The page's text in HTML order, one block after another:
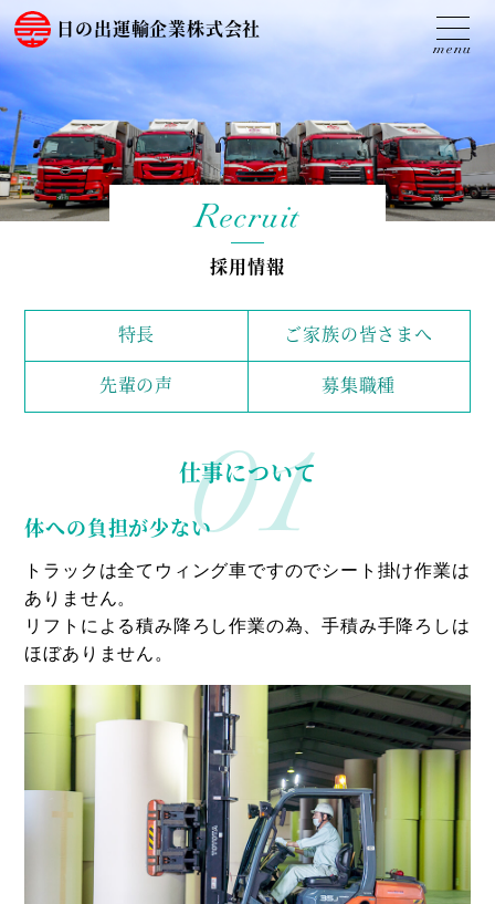
日の出運輸企業株式会社
Recruit
採用情報
特長 ご家族の皆さまへ
先輩の声 募集職種
仕事について
体への負担が少ない
トラックは全てウィング車ですのでシート掛け作業は
ありません。
リフトによる積み降ろし作業の為、手積み手降ろしは
ほぼありません。
01